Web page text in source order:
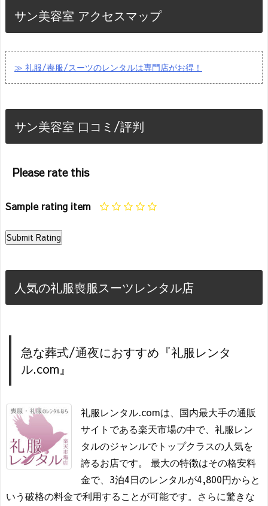
サン美容室 アクセスマップ
≫ 礼服/喪服/スーツのレンタルは専門店がお得！
サン美容室 口コミ/評判
Please rate this
Sample rating item
人気の礼服喪服スーツレンタル店
急な葬式/通夜におすすめ『礼服レンタ
ル.com』
礼服レンタル.comは、国内最大手の通販
サイトである楽天市場の中で、礼服レン
タルのジャンルでトップクラスの人気を
誇るお店です。 最大の特徴はその格安料
金で、3泊4日のレンタルが4,800円からと
いう破格の料金で利用することが可能です。さらに驚きな